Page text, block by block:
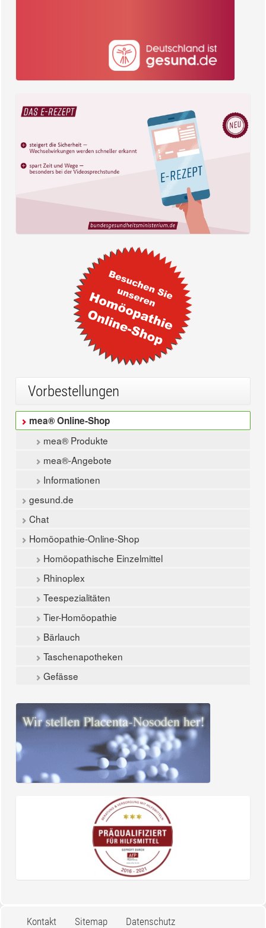
Vorbestellungen
mea® Online-Shop
mea® Produkte
mea®-Angebote
Informationen
gesund.de
Chat
Homöopathie-Online-Shop
Homöopathische Einzelmittel
Rhinoplex
Teespezialitäten
Tier-Homöopathie
Bärlauch
Taschenapotheken
Gefässe
Kontakt Sitemap Datenschutz